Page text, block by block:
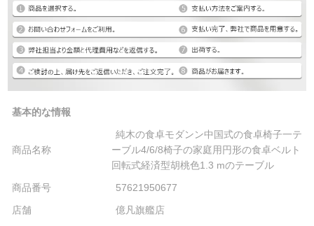
基本的な情報
商品名称
純木の食卓モダンン中国式の食卓椅子一テ
ーブル4/6/8椅子の家庭用円形の食卓ベルト
回転式経済型胡桃色1.3 mのテーブル
商品番号
57621950677
店舗
億凡旗艦店